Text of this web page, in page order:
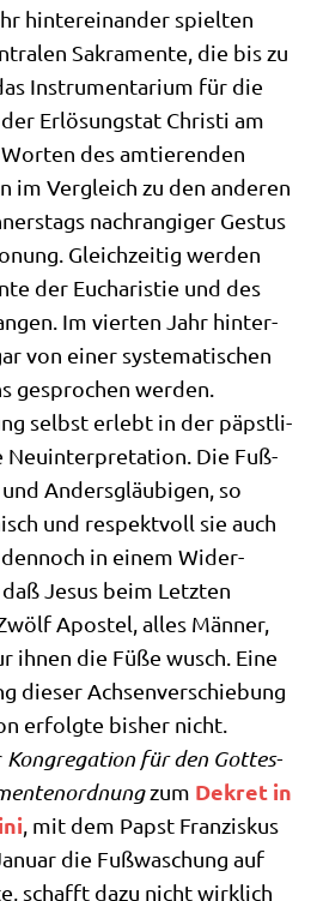
hin­ter­ein­an­der spiel­ten
Sakra­men­te, die bis zu
Instru­men­ta­ri­um für die
Erlö­sungs­tat Chri­sti am
des amtie­ren­den
im Ver­gleich zu den ande­ren
nach­ran­gi­ger Gestus
Gleich­zei­tig wer­den
der Eucha­ri­stie und des
Im vier­ten Jahr hin­ter­
von einer syste­ma­ti­schen
gespro­chen werden.
selbst erlebt in der päpst­li­
Neu­in­ter­pre­ta­ti­on. Die Fuß­
Anders­gläu­bi­gen, so
und respekt­voll sie auch
in einem Wider­
Jesus beim Letz­ten
Apo­stel, alles Män­ner,
ihnen die Füße wusch. Eine
die­ser Ach­sen­ver­schie­bung
erfolg­te bis­her nicht.
Kon­gre­ga­ti­on für den Got­tes­
zum Dekret in
, mit dem Papst Fran­zis­kus
die Fuß­wa­schung auf
schafft dazu nicht wirk­lich